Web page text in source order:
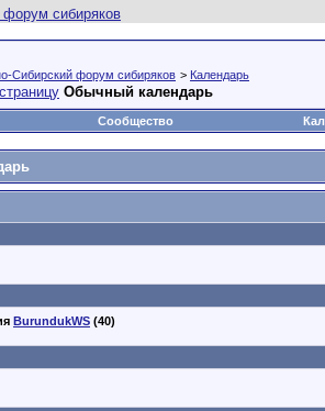
Сибирский форум сибиряков > Календарь
Обычный календарь
Сообщество
BurundukWS (40)